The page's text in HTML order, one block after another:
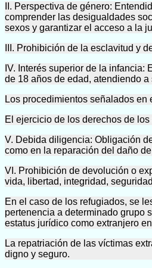
II. Perspectiva de género:
comprender las desigualdades
sexos y garantizar el acceso a la
III. Prohibición de la esclavitud y
IV. Interés superior de la
de 18 años de edad, atendiendo
Los procedimientos señalados
El ejercicio de los derechos de
V. Debida diligencia: Obligación
como en la reparación del daño
VI. Prohibición de devolución o
vida, libertad, integridad,
En el caso de los refugiados, se
pertenencia a determinado grupo
estatus jurídico como extranjero
La repatriación de las víctimas
digno y seguro.